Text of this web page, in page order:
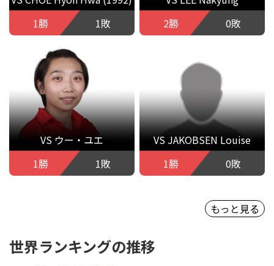
1勝
1敗
2勝
0敗
VS ウー・ユエ
1勝
1敗
VS JAKOBSEN Louise
1勝
0敗
もっと見る
世界ランキングの推移